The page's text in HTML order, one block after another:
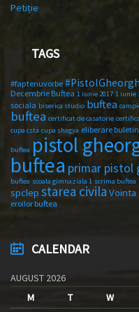
Petiție
TAGS
#faptenuvorbe
Decembrie Buftea 1 iunie 2017 1 iunie
sociala biserica studio buftea
buftea certificat de casatorie
cupa csta cupa shagya eliberare buletin
buftea pistol
buftea primar pistol
buftea scoala gimnaziala 1 scrima buftea
spclep starea civila Vointa
eroilor buftea
CALENDAR
AUGUST 2026
M
T W